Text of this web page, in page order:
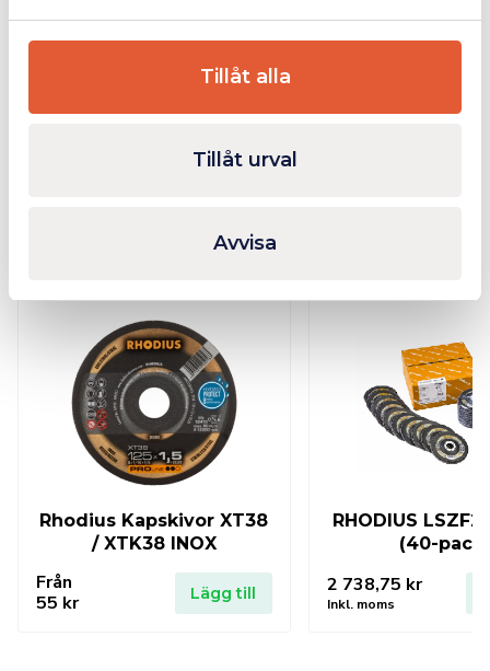
Tillåt alla
Tillåt urval
Avvisa
Bilagor
Relaterade produkter
Rhodius Kapskivor XT38
/ XTK38 INOX
Från
55 kr Lägg till
RHODIUS LSZF2
(40-pack)
2 738,75 kr
Inkl. moms